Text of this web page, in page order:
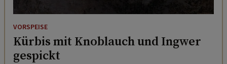
VORSPEISE
Kürbis mit Knoblauch und Ingwer
gespickt